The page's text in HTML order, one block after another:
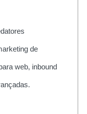
de
web, inbound